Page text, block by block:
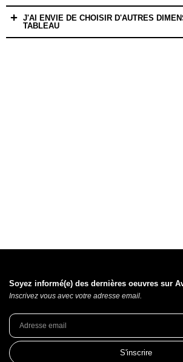
J'AI ENVIE DE CHOISIR D'AUTRES
TABLEAU
Soyez informé(e) des dernières oeuvres sur
Inscrivez vous avec votre adresse email.
S'inscrire